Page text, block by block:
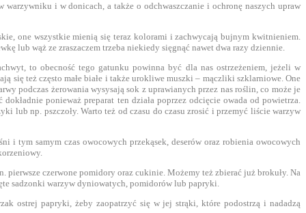
i w donicach, a także o odchwaszczanie i ochronę naszych upraw
one wszystkie mienią się teraz kolorami i zachwycają bujnym kwitnieniem.
lub wąż ze zraszaczem trzeba niekiedy sięgnąć nawet dwa razy dziennie.
to obecność tego gatunku powinna być dla nas ostrzeżeniem, jeżeli w
się też często małe białe i także urokliwe muszki – mączliki szklarniowe. One
podczas żerowania wysysają sok z uprawianych przez nas roślin, co może je
ponieważ preparat ten działa poprzez odcięcie owada od powietrza.
lub np. pszczoły. Warto też od czasu do czasu zrosić i przemyć liście warzyw
tym samym czas owocowych przekąsek, deserów oraz robienia owocowych
pierwsze czerwone pomidory oraz cukinie. Możemy też zbierać już brokuły. Na
sadzonki warzyw dyniowatych, pomidorów lub papryki.
ostrej papryki, żeby zaopatrzyć się w jej strąki, które podostrzą i nadadzą